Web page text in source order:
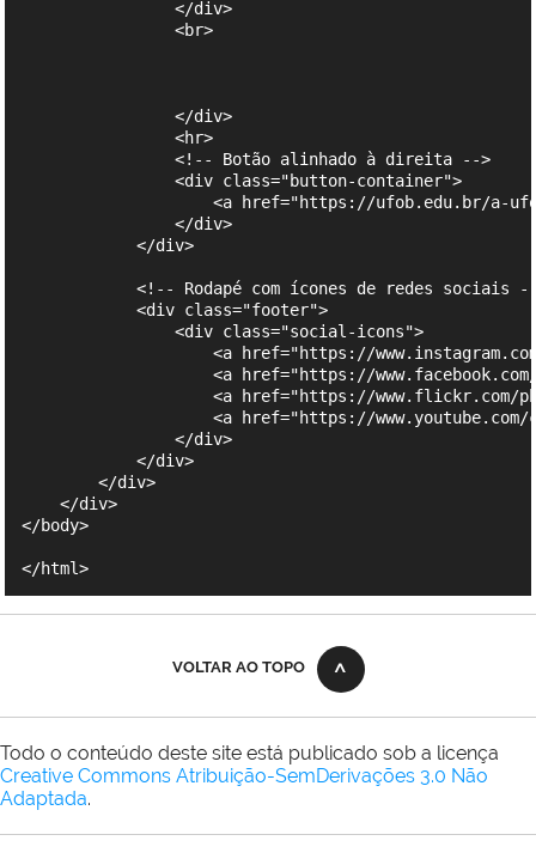
VOLTAR AO TOPO
Todo o conteúdo deste site está publicado sob a licença
Creative Commons Atribuição-SemDerivações 3.0 Não
Adaptada.